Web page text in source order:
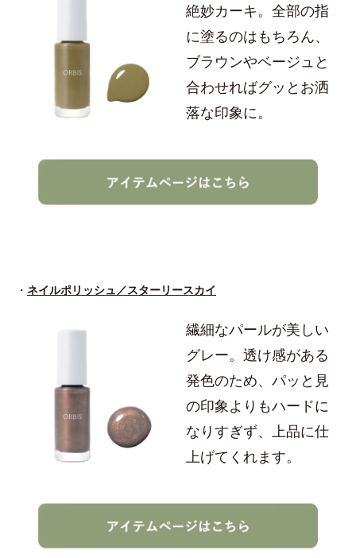
絶妙カーキ。全部の指
に塗るのはもちろん、
ブラウンやベージュと
合わせればグッとお洒
落な印象に。
・ ネイルポリッシュ／スターリースカイ
繊細なパールが美しい
グレー。透け感がある
発色のため、パッと見
の印象よりもハードに
なりすぎず、上品に仕
上げてくれます。